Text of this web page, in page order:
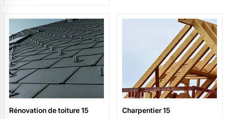
Rénovation de toiture 15 Charpentier 15